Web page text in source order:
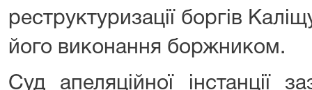
реструктуризації боргів
його виконання боржником.
Суд апеляційної інстанції